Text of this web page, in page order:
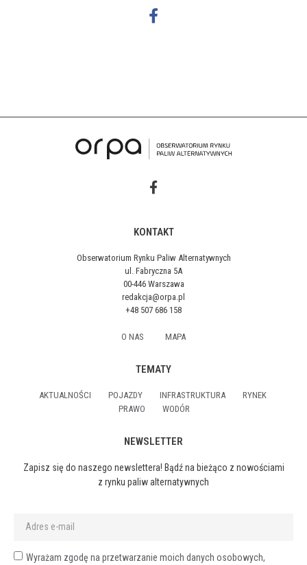
KONTAKT
Obserwatorium Rynku Paliw Alternatywnych
ul. Fabryczna 5A
00-446 Warszawa
redakcja@orpa.pl
+48 507 686 158
O NAS MAPA
TEMATY
AKTUALNOŚCI POJAZDY INFRASTRUKTURA
RYNEK
PRAWO
WODÓR
NEWSLETTER
Zapisz się do naszego newslettera! Bądź na bieżąco z nowościami
z rynku paliw alternatywnych
Wyrażam zgodę na przetwarzanie moich danych osobowych,